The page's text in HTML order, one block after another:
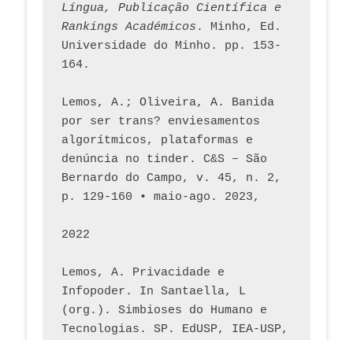
Língua, Publicação Científica e
Rankings Académicos . Minho, Ed.
Universidade do Minho. pp. 153-
164.
Lemos, A.; Oliveira, A. Banida
por ser trans? enviesamentos
algorítmicos, plataformas e
denúncia no tinder. C&S – São
Bernardo do Campo, v. 45, n. 2,
p. 129-160 • maio-ago. 2023,
2022
Lemos, A. Privacidade e
Infopoder. In Santaella, L
(org.). Simbioses do Humano e
Tecnologias. SP. EdUSP, IEA-USP,